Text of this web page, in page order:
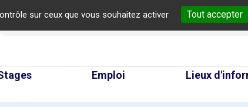
sur ceux que vous souhaitez activer Tout accepter
Emploi Lieux